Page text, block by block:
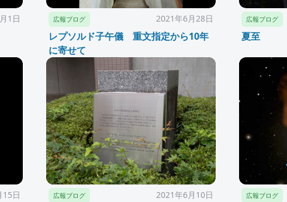
1日 広報ブログ 2021年6月28日
レプソルド子午儀 重文指定から10年
に寄せて
広報ブログ
夏至
15日 広報ブログ 2021年6月10日 広報ブログ